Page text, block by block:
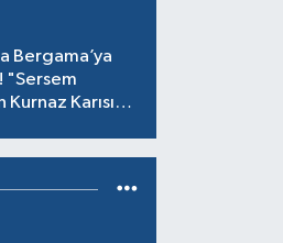
Bergama’ya
"Sersem
Kurnaz Karısı"